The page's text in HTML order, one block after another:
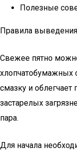
Полезные
Правила
Свежее пятно
хлопчатобумажных
смазку и облегчает
застарелых
пара.
Для начала